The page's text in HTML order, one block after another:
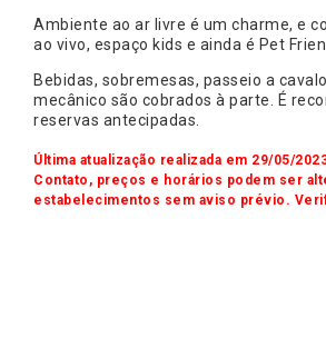
Ambiente ao ar livre é um charme, e
ao vivo, espaço kids e ainda é Pet
Bebidas, sobremesas, passeio a
mecânico são cobrados à parte. É
reservas antecipadas.
Última atualização realizada em 29/05/
Contato, preços e horários podem ser
estabelecimentos sem aviso prévio.